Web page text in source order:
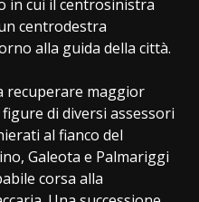
in cui il centrosinistra
centrodestra
alla guida della città.
recuperare maggior
di diversi assessori
al fianco del
Galeota e Palmariggi
corsa alla